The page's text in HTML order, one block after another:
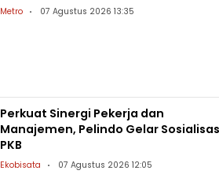
Metro 07 Agustus 2026 13:35
Perkuat Sinergi Pekerja dan
Manajemen, Pelindo Gelar
PKB
Ekobisata 07 Agustus 2026 12:05